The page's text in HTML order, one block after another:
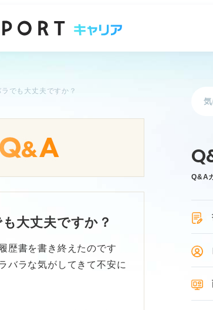
でも大丈夫ですか？
大丈夫ですか？
歴書を書き終えたのです
バラな気がしてきて不安に
Q&A